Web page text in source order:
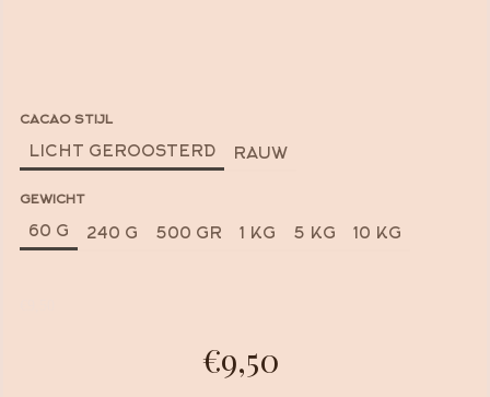
CACAO STIJL
LICHT GEROOSTERD RAUW
GEWICHT
60 G 240 G 500 GR 1 KG 5 KG 10 KG
€9,50